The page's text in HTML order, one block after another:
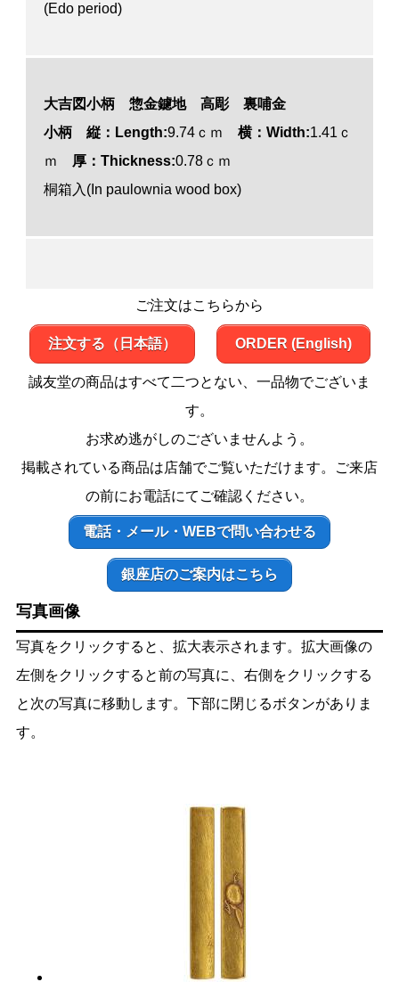
(Edo period)
大吉図小柄 惣金鑢地 高彫 裏哺金
小柄 縦：Length:9.74ｃｍ 横：Width:1.41ｃ
ｍ 厚：Thickness:0.78ｃｍ
桐箱入(In paulownia wood box)
ご注文はこちらから
注文する（日本語） ORDER (English)
誠友堂の商品はすべて二つとない、一品物でございま
す。
お求め逃がしのございませんよう。
掲載されている商品は店舗でご覧いただけます。ご来店
の前にお電話にてご確認ください。
電話・メール・WEBで問い合わせる
銀座店のご案内はこちら
写真画像
写真をクリックすると、拡大表示されます。拡大画像の
左側をクリックすると前の写真に、右側をクリックする
と次の写真に移動します。下部に閉じるボタンがありま
す。